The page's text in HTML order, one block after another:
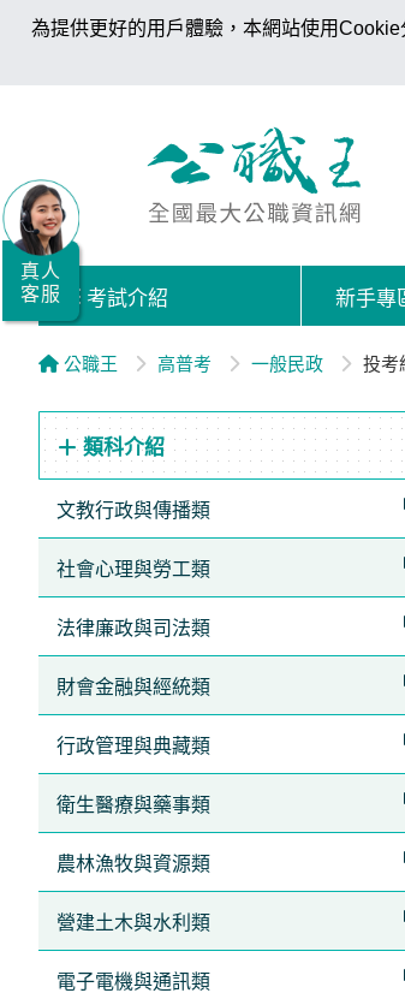
為提供更好的用戶體驗，本網站使用
考試介紹 新手專
公職王 高普考 一般民政 投考
類科介紹
文教行政與傳播類
社會心理與勞工類
法律廉政與司法類
財會金融與經統類
行政管理與典藏類
衛生醫療與藥事類
農林漁牧與資源類
營建土木與水利類
電子電機與通訊類
真人
客服
職/
就
業/
證
務
據
點
即
LINE
方
人